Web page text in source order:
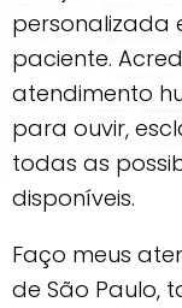
personalizada
paciente.
atendimento
para ouvir,
todas as
disponíveis.
Faço meus
de São Paulo,